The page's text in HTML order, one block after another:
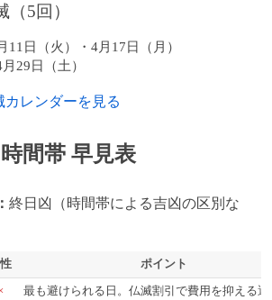
5回）
11日（火）
4月17日（月）
29日（土）
レンダーを見る
間帯 早見表
終日凶（時間帯による吉凶の区別な
ポイント
最も避けられる日。仏滅割引で費用を抑える選